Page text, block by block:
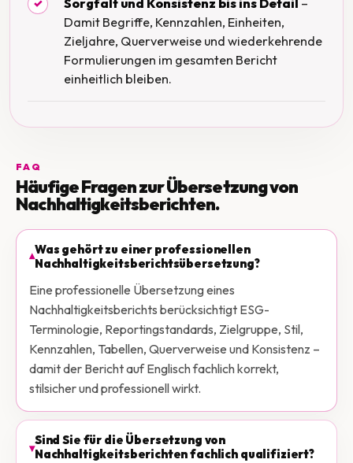
✓
Damit Begriffe, Kennzahlen, Einheiten,
Zieljahre, Querverweise und wiederkehrende
Formulierungen im gesamten Bericht
einheitlich bleiben.
FAQ
Häufige Fragen zur Übersetzung von
Nachhaltigkeitsberichten.
Was gehört zu einer professionellen
Nachhaltigkeitsberichtsübersetzung?
Eine professionelle Übersetzung eines
Nachhaltigkeitsberichts berücksichtigt ESG-
Terminologie, Reportingstandards, Zielgruppe, Stil,
Kennzahlen, Tabellen, Querverweise und Konsistenz –
damit der Bericht auf Englisch fachlich korrekt,
stilsicher und professionell wirkt.
Sind Sie für die Übersetzung von
Nachhaltigkeitsberichten fachlich qualifiziert?